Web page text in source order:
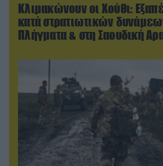
Κλιμακώνουν οι Χούθι:
κατά στρατιωτικών
Πλήγματα & στη Σαουδική